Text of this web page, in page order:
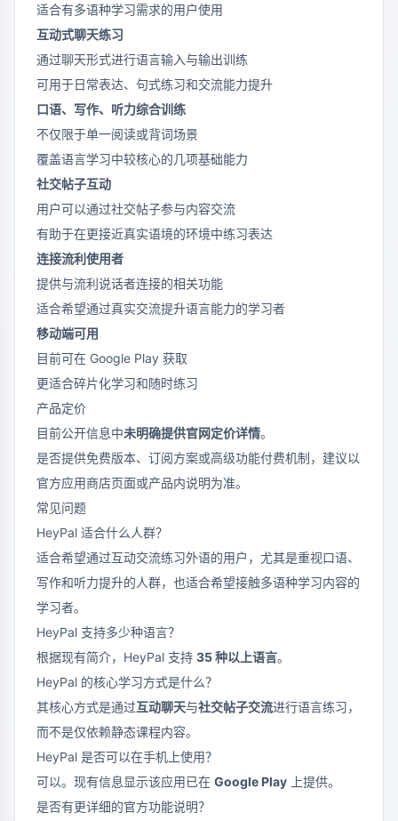
适合有多语种学习需求的用户使用
互动式聊天练习
通过聊天形式进行语言输入与输出训练
可用于日常表达、句式练习和交流能力提升
口语、写作、听力综合训练
不仅限于单一阅读或背词场景
覆盖语言学习中较核心的几项基础能力
社交帖子互动
用户可以通过社交帖子参与内容交流
有助于在更接近真实语境的环境中练习表达
连接流利使用者
提供与流利说话者连接的相关功能
适合希望通过真实交流提升语言能力的学习者
移动端可用
目前可在 Google Play 获取
更适合碎片化学习和随时练习
产品定价
目前公开信息中未明确提供官网定价详情。
是否提供免费版本、订阅方案或高级功能付费机制，建议以
官方应用商店页面或产品内说明为准。
常见问题
HeyPal 适合什么人群？
适合希望通过互动交流练习外语的用户，尤其是重视口语、
写作和听力提升的人群，也适合希望接触多语种学习内容的
学习者。
HeyPal 支持多少种语言？
根据现有简介，HeyPal 支持 35 种以上语言。
HeyPal 的核心学习方式是什么？
其核心方式是通过互动聊天与社交帖子交流进行语言练习，
而不是仅依赖静态课程内容。
HeyPal 是否可以在手机上使用？
可以。现有信息显示该应用已在 Google Play 上提供。
是否有更详细的官方功能说明？